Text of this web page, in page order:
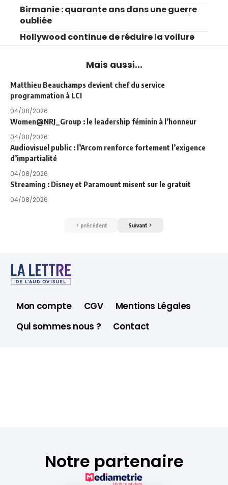
Birmanie : quarante ans dans une guerre
oubliée
Hollywood continue de réduire la voilure
Mais aussi...
Matthieu Beauchamps devient chef du service
programmation à LCI
04/08/2026
Women@NRJ_Group : le leadership féminin à l’honneur
04/08/2026
Audiovisuel public : l’Arcom renforce fortement l’exigence
d’impartialité
04/08/2026
Streaming : Disney et Paramount misent sur le gratuit
04/08/2026
précédent Suivant
Mon compte CGV
Mentions Légales
Qui sommes nous ?
Contact
Notre partenaire